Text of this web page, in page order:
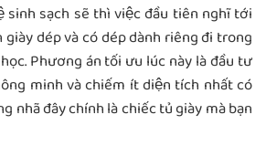
sinh sạch sẽ thì việc đầu tiên nghĩ tới
dép và có dép dành riêng đi trong
Phương án tối ưu lúc này là đầu tư
minh và chiếm ít diện tích nhất có
nhã đây chính là chiếc tủ giày mà bạn